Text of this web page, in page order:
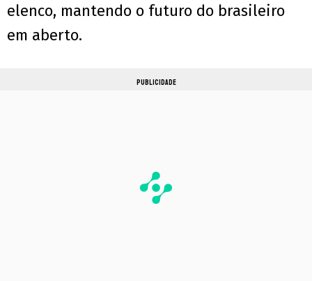
elenco, mantendo o futuro do brasileiro
em aberto.
PUBLICIDADE